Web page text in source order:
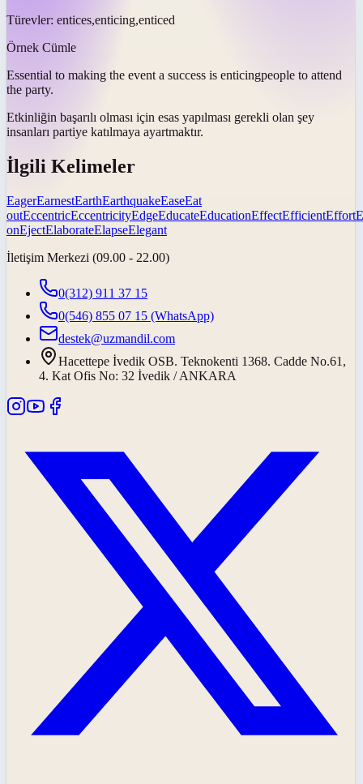
Türevler: entices,enticing,enticed
Örnek Cümle
Essential to making the event a success is enticingpeople to attend
the party.
Etkinliğin başarılı olması için esas yapılması gerekli olan şey
insanları partiye katılmaya ayartmaktır.
İlgili Kelimeler
EagerEarnestEarthEarthquakeEaseEat
outEccentricEccentricityEdgeEducateEducationEffectEfficientEffort
onEjectElaborateElapseElegant
İletişim Merkezi (09.00 - 22.00)
0(312) 911 37 15
0(546) 855 07 15 (WhatsApp)
destek@uzmandil.com
Hacettepe İvedik OSB. Teknokenti 1368. Cadde No.61,
4. Kat Ofis No: 32 İvedik / ANKARA